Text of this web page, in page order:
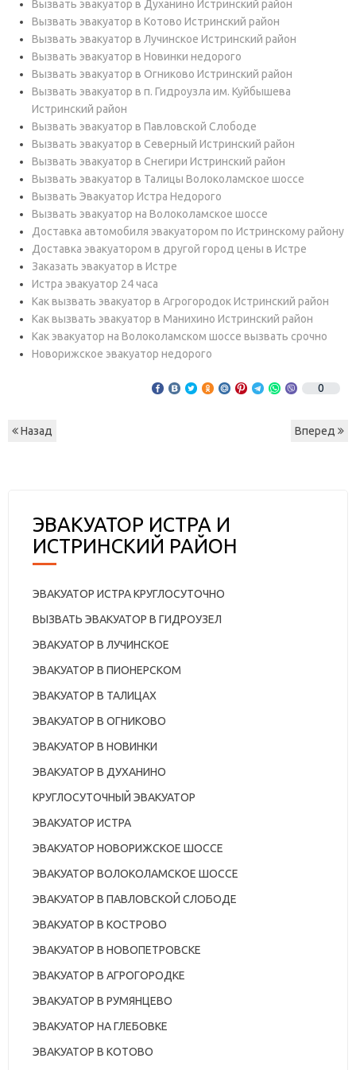
Вызвать эвакуатор в Духанино Истринский район
Вызвать эвакуатор в Котово Истринский район
Вызвать эвакуатор в Лучинское Истринский район
Вызвать эвакуатор в Новинки недорого
Вызвать эвакуатор в Огниково Истринский район
Вызвать эвакуатор в п. Гидроузла им. Куйбышева
Истринский район
Вызвать эвакуатор в Павловской Слободе
Вызвать эвакуатор в Северный Истринский район
Вызвать эвакуатор в Снегири Истринский район
Вызвать эвакуатор в Талицы Волоколамское шоссе
Вызвать Эвакуатор Истра Недорого
Вызвать эвакуатор на Волоколамское шоссе
Доставка автомобиля эвакуатором по Истринскому району
Доставка эвакуатором в другой город цены в Истре
Заказать эвакуатор в Истре
Истра эвакуатор 24 часа
Как вызвать эвакуатор в Агрогородок Истринский район
Как вызвать эвакуатор в Манихино Истринский район
Как эвакуатор на Волоколамском шоссе вызвать срочно
Новорижское эвакуатор недорого
0
Назад Вперед
ЭВАКУАТОР ИСТРА И
ИСТРИНСКИЙ РАЙОН
ЭВАКУАТОР ИСТРА КРУГЛОСУТОЧНО
ВЫЗВАТЬ ЭВАКУАТОР В ГИДРОУЗЕЛ
ЭВАКУАТОР В ЛУЧИНСКОЕ
ЭВАКУАТОР В ПИОНЕРСКОМ
ЭВАКУАТОР В ТАЛИЦАХ
ЭВАКУАТОР В ОГНИКОВО
ЭВАКУАТОР В НОВИНКИ
ЭВАКУАТОР В ДУХАНИНО
КРУГЛОСУТОЧНЫЙ ЭВАКУАТОР
ЭВАКУАТОР ИСТРА
ЭВАКУАТОР НОВОРИЖСКОЕ ШОССЕ
ЭВАКУАТОР ВОЛОКОЛАМСКОЕ ШОССЕ
ЭВАКУАТОР В ПАВЛОВСКОЙ СЛОБОДЕ
ЭВАКУАТОР В КОСТРОВО
ЭВАКУАТОР В НОВОПЕТРОВСКЕ
ЭВАКУАТОР В АГРОГОРОДКЕ
ЭВАКУАТОР В РУМЯНЦЕВО
ЭВАКУАТОР НА ГЛЕБОВКЕ
ЭВАКУАТОР В КОТОВО